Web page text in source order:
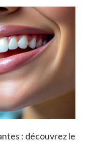
: découvrez le